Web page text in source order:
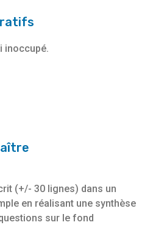
inoccupé.
(+/- 30 lignes) dans un
en réalisant une synthèse
sur le fond